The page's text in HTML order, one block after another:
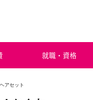
就職・資格
ヘアセット